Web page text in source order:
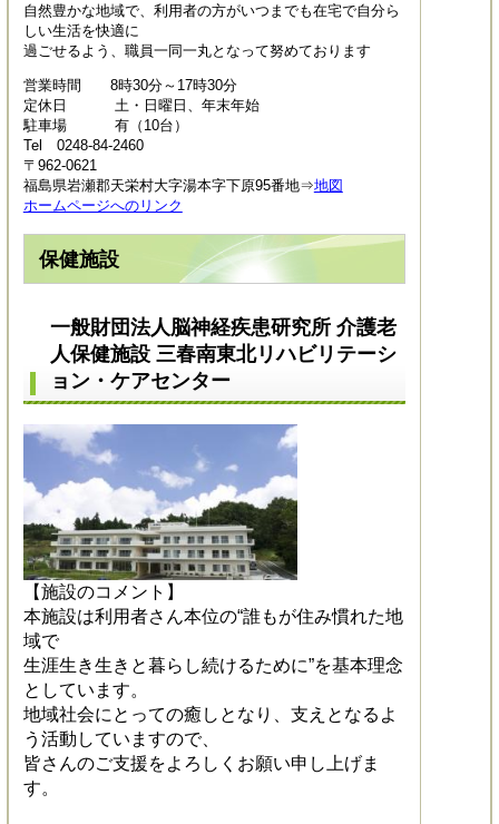
自然豊かな地域で、利用者の方がいつまでも在宅で自分ら
しい生活を快適に
過ごせるよう、職員一同一丸となって努めております
営業時間 8時30分～17時30分
定休日 土・日曜日、年末年始
駐車場 有（10台）
Tel 0248-84-2460
〒962-0621
福島県岩瀬郡天栄村大字湯本字下原95番地⇒地図
ホームページへのリンク
保健施設
一般財団法人脳神経疾患研究所 介護老
人保健施設 三春南東北リハビリテーシ
ョン・ケアセンター
【施設のコメント】
本施設は利用者さん本位の“誰もが住み慣れた地
域で
生涯生き生きと暮らし続けるために”を基本理念
としています。
地域社会にとっての癒しとなり、支えとなるよ
う活動していますので、
皆さんのご支援をよろしくお願い申し上げま
す。